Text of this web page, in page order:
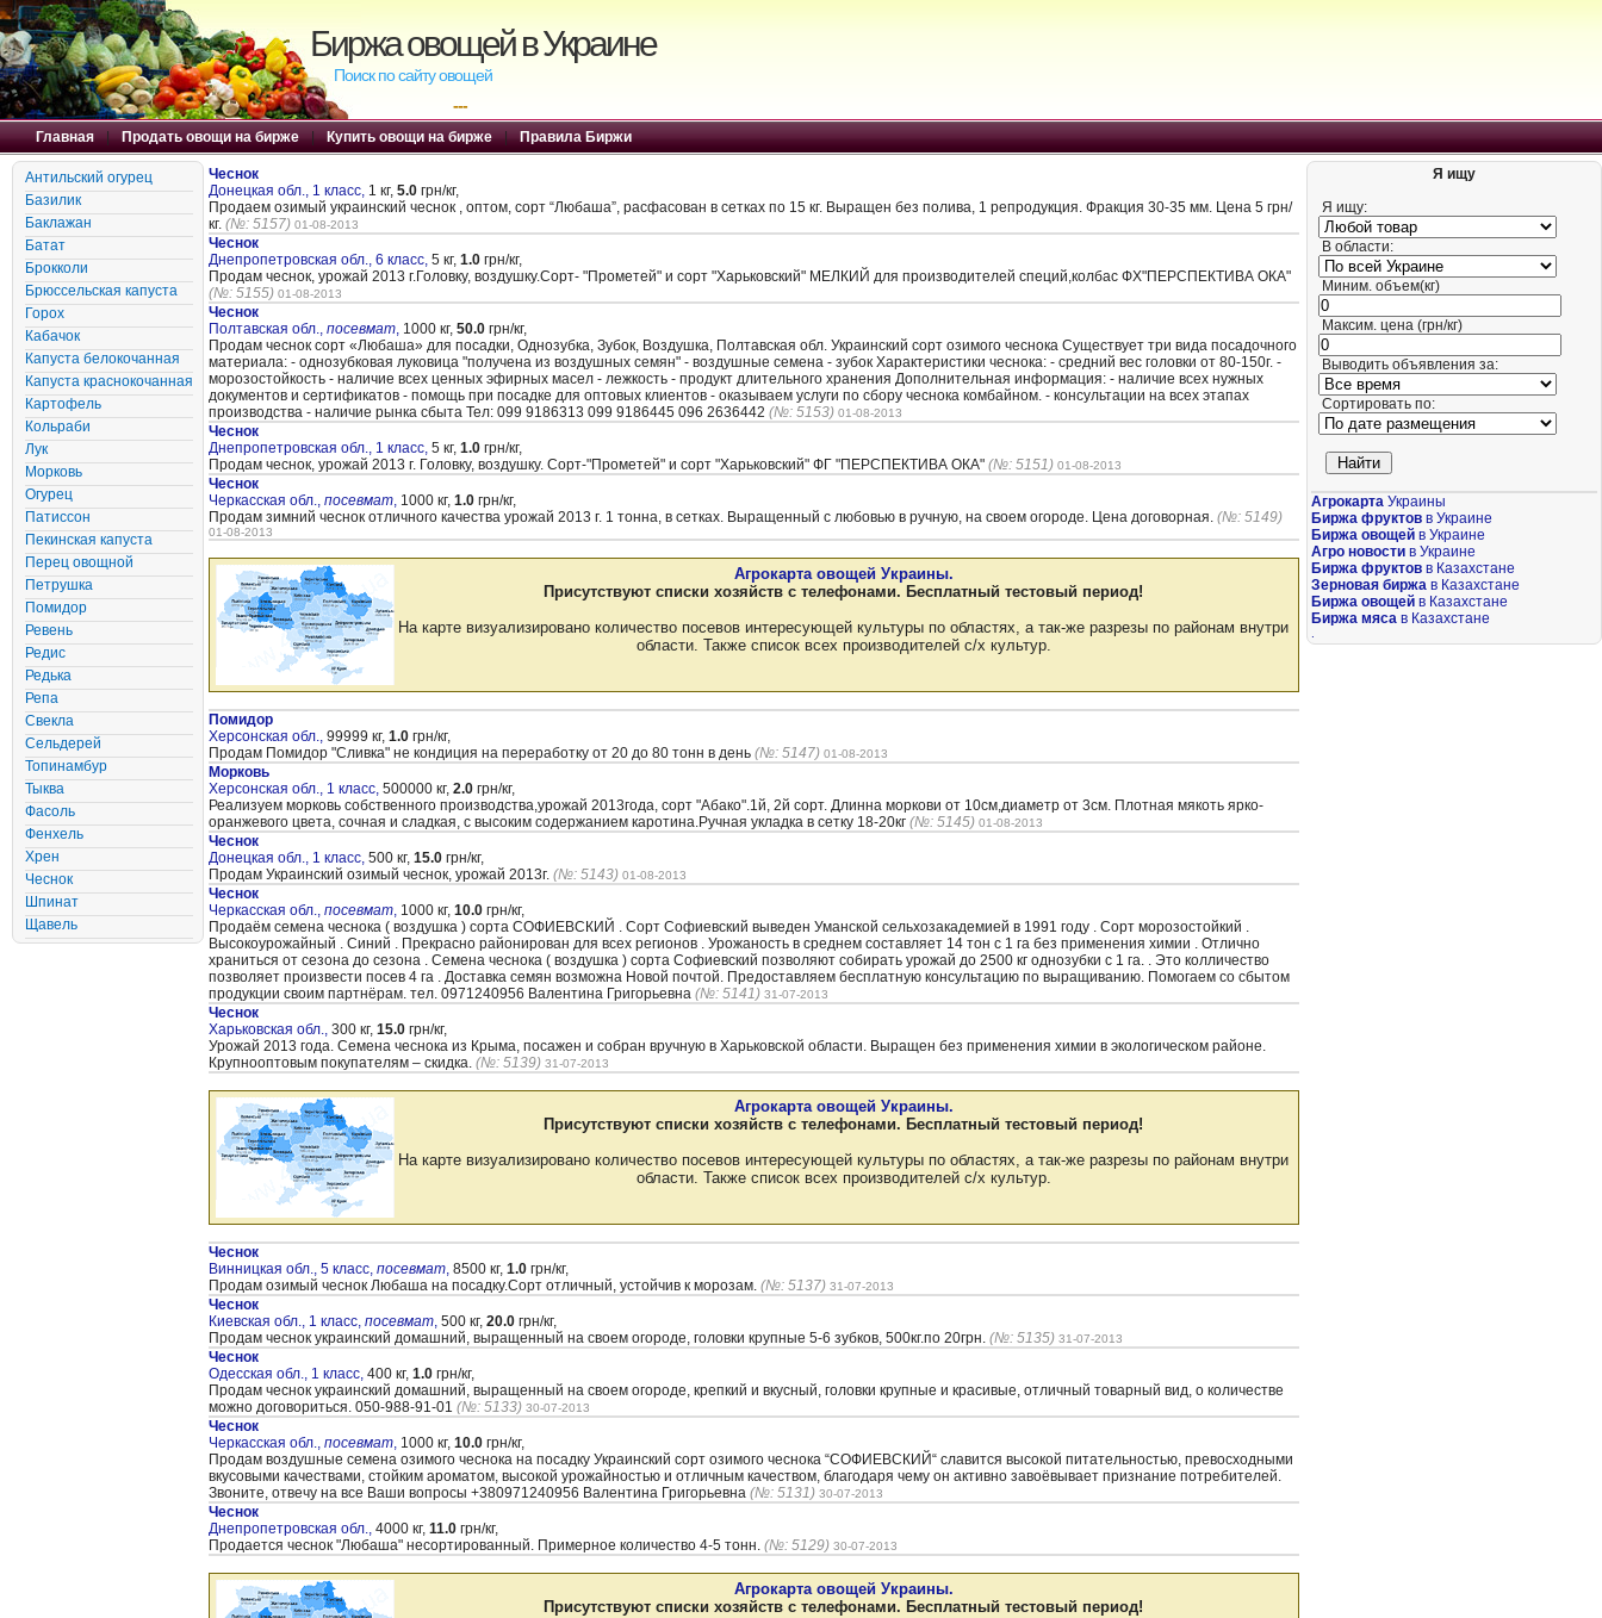
Биржа овощей в Украине
Поиск по сайту овощей
---
Главная | Продать овощи на бирже | Купить овощи на бирже | Правила Биржи
Антильский огурец
Базилик
Баклажан
Батат
Брокколи
Брюссельская капуста
Горох
Кабачок
Капуста белокочанная
Капуста краснокочанная
Картофель
Кольраби
Лук
Морковь
Огурец
Патиссон
Пекинская капуста
Перец овощной
Петрушка
Помидор
Ревень
Редис
Редька
Репа
Свекла
Сельдерей
Топинамбур
Тыква
Фасоль
Фенхель
Хрен
Чеснок
Шпинат
Щавель
Я ищу
Я ищу:
В области:
Миним. объем(кг)
Максим. цена (грн/кг)
Выводить объявления за:
Сортировать по:
Агрокарта Украины
Биржа фруктов в Украине
Биржа овощей в Украине
Агро новости в Украине
Биржа фруктов в Казахстане
Зерновая биржа в Казахстане
Биржа овощей в Казахстане
Биржа мяса в Казахстане
Чеснок
Донецкая обл., 1 класс, 1 кг, 5.0 грн/кг,
Продаем озимый украинский чеснок , оптом, сорт “Любаша”, расфасован в сетках по 15 кг. Выращен без полива, 1 репродукция. Фракция 30-35 мм. Цена 5 грн/
кг. (№: 5157) 01-08-2013
Чеснок
Днепропетровская обл., 6 класс, 5 кг, 1.0 грн/кг,
Продам чеснок, урожай 2013 г.Головку, воздушку.Сорт- "Прометей" и сорт "Харьковский" МЕЛКИЙ для производителей специй,колбас ФХ"ПЕРСПЕКТИВА ОКА"
(№: 5155) 01-08-2013
Чеснок
Полтавская обл., посевмат, 1000 кг, 50.0 грн/кг,
Продам чеснок сорт «Любаша» для посадки, Однозубка, Зубок, Воздушка, Полтавская обл. Украинский сорт озимого чеснока Существует три вида посадочного
материала: - однозубковая луковица "получена из воздушных семян" - воздушные семена - зубок Характеристики чеснока: - средний вес головки от 80-150г. -
морозостойкость - наличие всех ценных эфирных масел - лежкость - продукт длительного хранения Дополнительная информация: - наличие всех нужных
документов и сертификатов - помощь при посадке для оптовых клиентов - оказываем услуги по сбору чеснока комбайном. - консультации на всех этапах
производства - наличие рынка сбыта Тел: 099 9186313 099 9186445 096 2636442 (№: 5153) 01-08-2013
Чеснок
Днепропетровская обл., 1 класс, 5 кг, 1.0 грн/кг,
Продам чеснок, урожай 2013 г. Головку, воздушку. Сорт-"Прометей" и сорт "Харьковский" ФГ "ПЕРСПЕКТИВА ОКА" (№: 5151) 01-08-2013
Чеснок
Черкасская обл., посевмат, 1000 кг, 1.0 грн/кг,
Продам зимний чеснок отличного качества урожай 2013 г. 1 тонна, в сетках. Выращенный с любовью в ручную, на своем огороде. Цена договорная. (№: 5149)
01-08-2013
Агрокарта овощей Украины.
Присутствуют списки хозяйств с телефонами. Бесплатный тестовый период!
На карте визуализировано количество посевов интересующей культуры по областях, а так-же разрезы по районам внутри
области. Также список всех производителей с/х культур.
Помидор
Херсонская обл., 99999 кг, 1.0 грн/кг,
Продам Помидор "Сливка" не кондиция на переработку от 20 до 80 тонн в день (№: 5147) 01-08-2013
Морковь
Херсонская обл., 1 класс, 500000 кг, 2.0 грн/кг,
Реализуем морковь собственного производства,урожай 2013года, сорт "Абако".1й, 2й сорт. Длинна моркови от 10см,диаметр от 3см. Плотная мякоть ярко-
оранжевого цвета, сочная и сладкая, с высоким содержанием каротина.Ручная укладка в сетку 18-20кг (№: 5145) 01-08-2013
Чеснок
Донецкая обл., 1 класс, 500 кг, 15.0 грн/кг,
Продам Украинский озимый чеснок, урожай 2013г. (№: 5143) 01-08-2013
Чеснок
Черкасская обл., посевмат, 1000 кг, 10.0 грн/кг,
Продаём семена чеснока ( воздушка ) сорта СОФИЕВСКИЙ . Сорт Софиевский выведен Уманской сельхозакадемией в 1991 году . Сорт морозостойкий .
Высокоурожайный . Синий . Прекрасно районирован для всех регионов . Урожаность в среднем составляет 14 тон с 1 га без применения химии . Отлично
храниться от сезона до сезона . Семена чеснока ( воздушка ) сорта Софиевский позволяют собирать урожай до 2500 кг однозубки с 1 га. . Это колличество
позволяет произвести посев 4 га . Доставка семян возможна Новой почтой. Предоставляем бесплатную консультацию по выращиванию. Помогаем со сбытом
продукции своим партнёрам. тел. 0971240956 Валентина Григорьевна (№: 5141) 31-07-2013
Чеснок
Харьковская обл., 300 кг, 15.0 грн/кг,
Урожай 2013 года. Семена чеснока из Крыма, посажен и собран вручную в Харьковской области. Выращен без применения химии в экологическом районе.
Крупнооптовым покупателям – скидка. (№: 5139) 31-07-2013
Агрокарта овощей Украины.
Присутствуют списки хозяйств с телефонами. Бесплатный тестовый период!
На карте визуализировано количество посевов интересующей культуры по областях, а так-же разрезы по районам внутри
области. Также список всех производителей с/х культур.
Чеснок
Винницкая обл., 5 класс, посевмат, 8500 кг, 1.0 грн/кг,
Продам озимый чеснок Любаша на посадку.Сорт отличный, устойчив к морозам. (№: 5137) 31-07-2013
Чеснок
Киевская обл., 1 класс, посевмат, 500 кг, 20.0 грн/кг,
Продам чеснок украинский домашний, выращенный на своем огороде, головки крупные 5-6 зубков, 500кг.по 20грн. (№: 5135) 31-07-2013
Чеснок
Одесская обл., 1 класс, 400 кг, 1.0 грн/кг,
Продам чеснок украинский домашний, выращенный на своем огороде, крепкий и вкусный, головки крупные и красивые, отличный товарный вид, о количестве
можно договориться. 050-988-91-01 (№: 5133) 30-07-2013
Чеснок
Черкасская обл., посевмат, 1000 кг, 10.0 грн/кг,
Продам воздушные семена озимого чеснока на посадку Украинский сорт озимого чеснока “CОФИЕВСКИЙ“ славится высокой питательностью, превосходными
вкусовыми качествами, стойким ароматом, высокой урожайностью и отличным качеством, благодаря чему он активно завоёвывает признание потребителей.
Звоните, отвечу на все Ваши вопросы +380971240956 Валентина Григорьевна (№: 5131) 30-07-2013
Чеснок
Днепропетровская обл., 4000 кг, 11.0 грн/кг,
Продается чеснок "Любаша" несортированный. Примерное количество 4-5 тонн. (№: 5129) 30-07-2013
Агрокарта овощей Украины.
Присутствуют списки хозяйств с телефонами. Бесплатный тестовый период!